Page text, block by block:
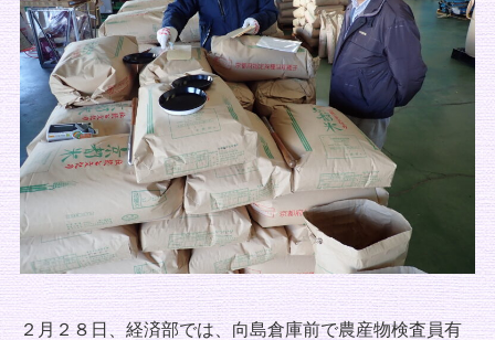
２月２８日、経済部では、向島倉庫前で農産物検査員有